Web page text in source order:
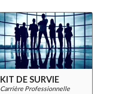
KIT DE SURVIE
Carrière Professionnelle